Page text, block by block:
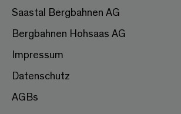
Saastal Bergbahnen AG
Bergbahnen Hohsaas AG
Impressum
Datenschutz
AGBs